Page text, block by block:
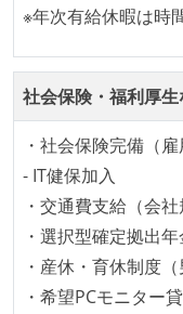
テストの実施度
ほとんどのプロ
施している
ほとんどの機能
る
機能の実装と同
想定される複数
る
アジャイル実践
※年次有給休暇は時
社会保険・福利厚
・社会保険完備（
- IT健保加入
・交通費支給（会
・選択型確定拠出
・産休・育休制度
・希望PCモニター